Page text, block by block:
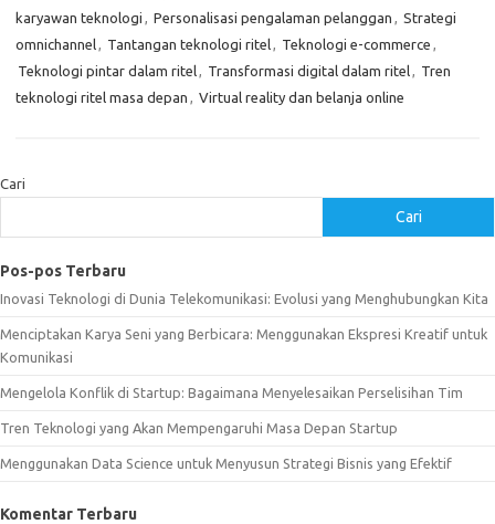
karyawan teknologi , Personalisasi pengalaman pelanggan , Strategi
omnichannel, Tantangan teknologi ritel, Teknologi e-commerce ,
Teknologi pintar dalam ritel, Transformasi digital dalam ritel, Tren
teknologi ritel masa depan , Virtual reality dan belanja online
Cari
Cari
Pos-pos Terbaru
Inovasi Teknologi di Dunia Telekomunikasi: Evolusi yang Menghubungkan Kita
Menciptakan Karya Seni yang Berbicara: Menggunakan Ekspresi Kreatif untuk
Komunikasi
Mengelola Konflik di Startup: Bagaimana Menyelesaikan Perselisihan Tim
Tren Teknologi yang Akan Mempengaruhi Masa Depan Startup
Menggunakan Data Science untuk Menyusun Strategi Bisnis yang Efektif
Komentar Terbaru